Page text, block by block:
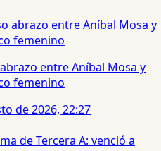
entre Aníbal Mosa y
femenino
de 2026, 22:27